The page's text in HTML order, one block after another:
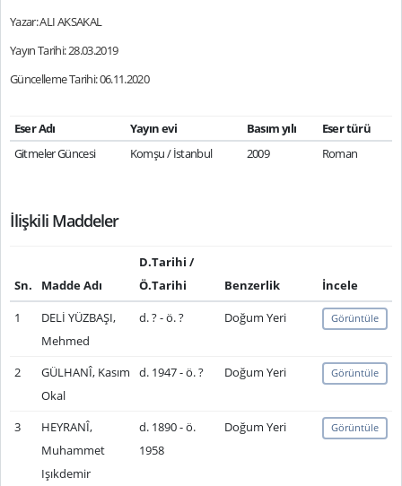
Yazar: ALI AKSAKAL
Yayın Tarihi: 28.03.2019
Güncelleme Tarihi: 06.11.2020
Eser Adı Yayın evi Basım yılı
Eser türü
Gitmeler Güncesi
Komşu / İstanbul 2009 Roman
İlişkili Maddeler
Sn. Madde Adı
D.Tarihi /
Ö.Tarihi
Benzerlik
İncele
1
DELİ YÜZBAŞI,
Mehmed
d. ? - ö. ? Doğum Yeri Görüntüle
2
GÜLHANÎ, Kasım
Okal
d. 1947 - ö. ? Doğum Yeri Görüntüle
3
HEYRANÎ,
Muhammet
Işıkdemir
d. 1890 - ö.
1958
Doğum Yeri Görüntüle